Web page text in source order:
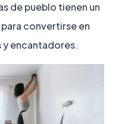
de pueblo tienen un
convertirse en
encantadores.